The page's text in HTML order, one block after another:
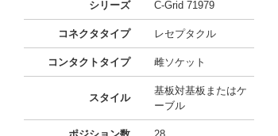
シリーズ C-Grid 71979
コネクタタイプ レセプタクル
コンタクトタイプ 雌ソケット
スタイル
基板対基板またはケ
ーブル